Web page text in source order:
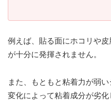
例えば、貼る面にホコリや
が十分に発揮されません。
また、もともと粘着力が弱
変化によって粘着成分が劣